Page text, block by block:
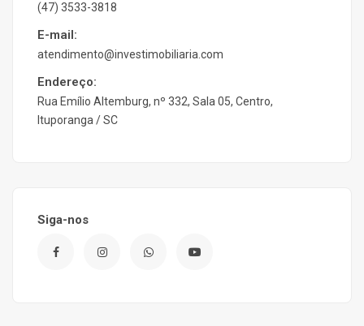
(47) 3533-3818
E-mail:
atendimento@investimobiliaria.com
Endereço:
Rua Emílio Altemburg, nº 332, Sala 05, Centro,
Ituporanga / SC
Siga-nos